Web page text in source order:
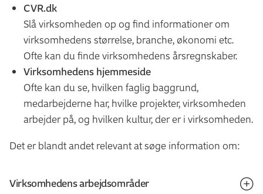
CVR.dk
Slå virksomheden op og find informationer om
virksomhedens størrelse, branche, økonomi etc.
Ofte kan du finde virksomhedens årsregnskaber.
Virksomhedens hjemmeside
Ofte kan du se, hvilken faglig baggrund,
medarbejderne har, hvilke projekter, virksomheden
arbejder på, og hvilken kultur, der er i virksomheden.
Det er blandt andet relevant at søge information om:
Virksomhedens arbejdsområder